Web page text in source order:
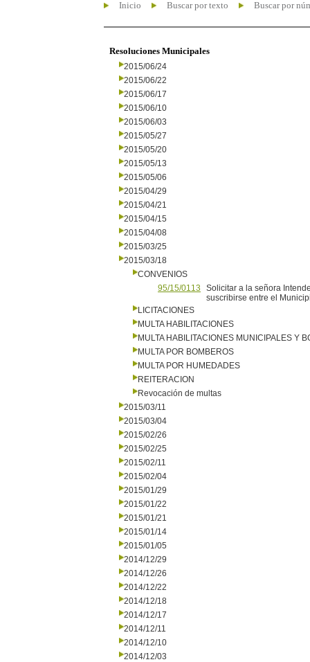
Inicio Buscar por texto Buscar por
Resoluciones Municipales
2015/06/24
2015/06/22
2015/06/17
2015/06/10
2015/06/03
2015/05/27
2015/05/20
2015/05/13
2015/05/06
2015/04/29
2015/04/21
2015/04/15
2015/04/08
2015/03/25
2015/03/18
CONVENIOS
95/15/0113
Solicitar a la señora
suscribirse entre el
LICITACIONES
MULTA HABILITACIONES
MULTA HABILITACIONES MUNICIPALES Y
MULTA POR BOMBEROS
MULTA POR HUMEDADES
REITERACION
Revocación de multas
2015/03/11
2015/03/04
2015/02/26
2015/02/25
2015/02/11
2015/02/04
2015/01/29
2015/01/22
2015/01/21
2015/01/14
2015/01/05
2014/12/29
2014/12/26
2014/12/22
2014/12/18
2014/12/17
2014/12/11
2014/12/10
2014/12/03